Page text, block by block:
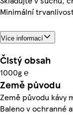
Minimální
Více informací
Čistý obsah
1000g ℮
Země původu
Země původu kávy
Baleno v ochranné